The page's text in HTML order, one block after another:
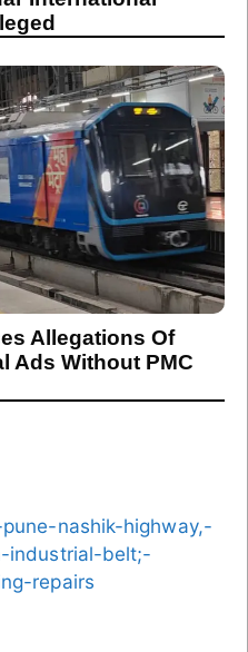
Allegations Of
Ads Without PMC